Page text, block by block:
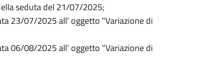
seduta del 21/07/2025;
23/07/2025 all' oggetto "Variazione di
06/08/2025 all' oggetto "Variazione di